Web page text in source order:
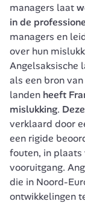
managers laat
in de
managers en
over hun
Angelsaksische
als een bron
landen heeft
mislukking. Deze
verklaard door
een rigide
fouten, in plaats
vooruitgang.
die in Noord-
ontwikkelingen